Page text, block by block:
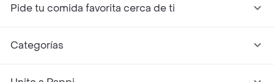
Pide tu comida favorita cerca de ti
Categorías